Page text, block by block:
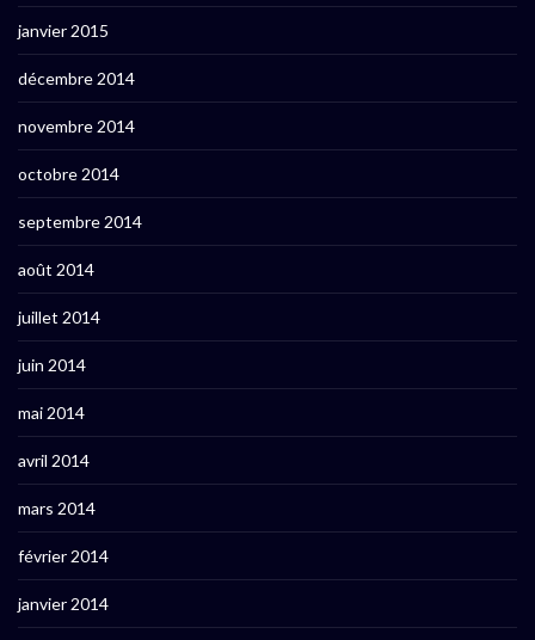
janvier 2015
décembre 2014
novembre 2014
octobre 2014
septembre 2014
août 2014
juillet 2014
juin 2014
mai 2014
avril 2014
mars 2014
février 2014
janvier 2014